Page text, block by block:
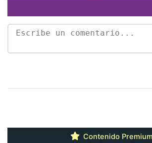
Contenido Premium